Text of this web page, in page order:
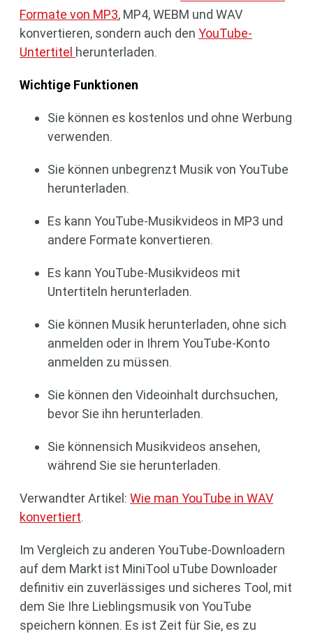
Formate von MP3, MP4, WEBM und WAV
konvertieren, sondern auch den YouTube-
Untertitel herunterladen.
Wichtige Funktionen
Sie können es kostenlos und ohne Werbung
verwenden.
Sie können unbegrenzt Musik von YouTube
herunterladen.
Es kann YouTube-Musikvideos in MP3 und
andere Formate konvertieren.
Es kann YouTube-Musikvideos mit
Untertiteln herunterladen.
Sie können Musik herunterladen, ohne sich
anmelden oder in Ihrem YouTube-Konto
anmelden zu müssen.
Sie können den Videoinhalt durchsuchen,
bevor Sie ihn herunterladen.
Sie könnensich Musikvideos ansehen,
während Sie sie herunterladen.
Verwandter Artikel: Wie man YouTube in WAV
konvertiert.
Im Vergleich zu anderen YouTube-Downloadern
auf dem Markt ist MiniTool uTube Downloader
definitiv ein zuverlässiges und sicheres Tool, mit
dem Sie Ihre Lieblingsmusik von YouTube
speichern können. Es ist Zeit für Sie, es zu